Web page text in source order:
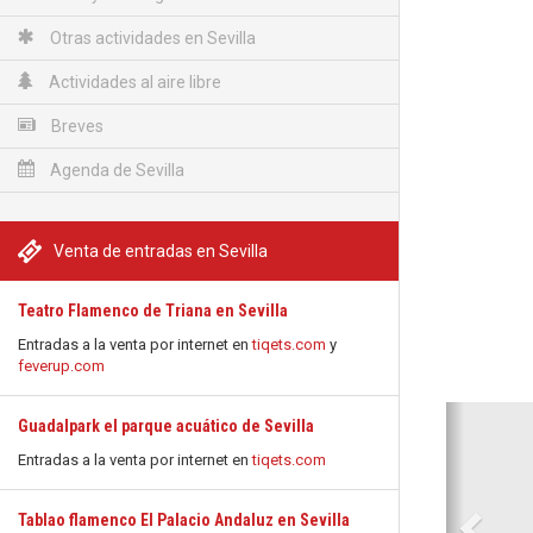
Otras actividades en Sevilla
Actividades al aire libre
Breves
Agenda de Sevilla
Venta de entradas en Sevilla
Teatro Flamenco de Triana en Sevilla
Entradas a la venta por internet entiqets.com y
feverup.com
Guadalpark el parque acuático de Sevilla
Entradas a la venta por internet entiqets.com
Tablao flamenco El Palacio Andaluz en Sevilla